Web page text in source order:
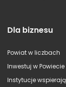
Dla biznesu
Powiat w liczbach
Inwestuj w Powiecie
Instytucje